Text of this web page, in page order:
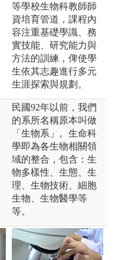
等學校生物科教師師
資培育管道，課程內
容注重基礎學識、務
實技能、研究能力與
方法的訓練，俾使學
生依其志趣進行多元
生涯探索與規劃。
民國92年以前，我們
的系所名稱原本叫做
「生物系」。生命科
學即為各生物相關領
域的整合，包含：生
物多樣性、生態、生
理、生物技術、細胞
生物、生物醫學等
等。